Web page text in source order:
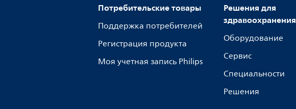
Потребительские товары
Поддержка потребителей
Регистрация продукта
Моя учетная запись Philips
Решения для
здравоохранения
Оборудование
Сервис
Специальности
Решения